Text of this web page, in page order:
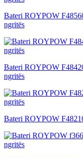
Bateri ROYPOW
ngritës
Bateri ROYPOW
ngritës
Bateri ROYPOW